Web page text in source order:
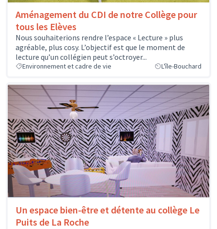
Aménagement du CDI de notre Collège pour
tous les Elèves
Nous souhaiterions rendre l’espace « Lecture » plus
agréable, plus cosy. L’objectif est que le moment de
lecture qu’un collégien peut s’octroyer...
Environnement et cadre de vie L'île-Bouchard
Un espace bien-être et détente au collège Le
Puits de La Roche